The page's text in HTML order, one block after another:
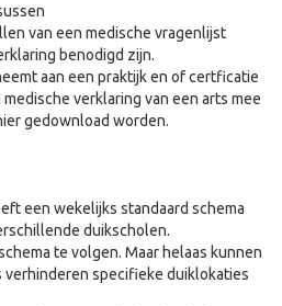
van een medische vragenlijst
benodigd zijn.
aan een praktijk en of certficatie
verklaring van een arts mee
gedownload worden.
een wekelijks standaard schema
duikscholen.
te volgen. Maar helaas kunnen
specifieke duiklokaties